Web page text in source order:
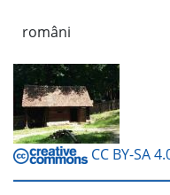
români
CC BY-SA